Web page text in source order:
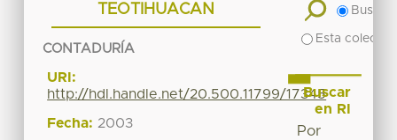
TEOTIHUACAN
CONTADURÍA
URI:
http://hdl.handle.net/20.500.11799/17345
Fecha: 2003
Buscar
Esta
Buscar
en RI
Por